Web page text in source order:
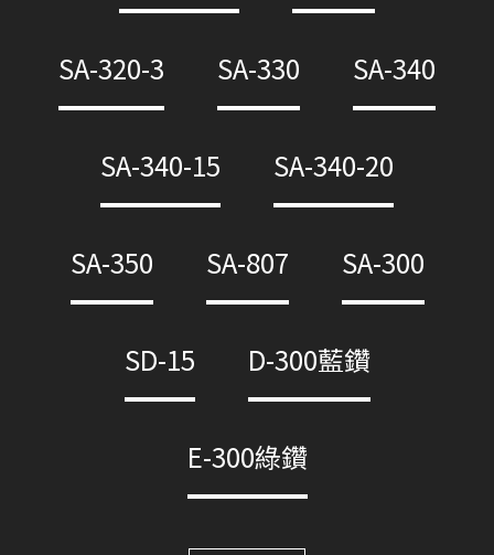
SA-320-3 SA-330 SA-340
SA-340-15 SA-340-20
SA-350 SA-807 SA-300
SD-15 D-300藍鑽
E-300綠鑽